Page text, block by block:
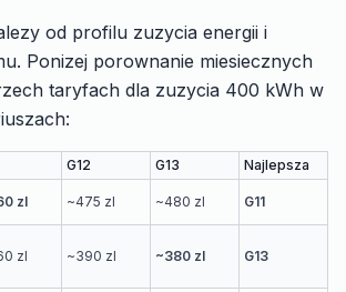
od profilu zuzycia energii i
Ponizej porownanie miesiecznych
taryfach dla zuzycia 400 kWh w
G12 G13
Najlepsza
zl ~475 zl ~480 zl G11
zl ~390 zl ~380 zl G13